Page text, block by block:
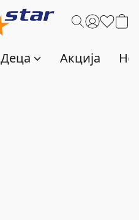
Деца Акција